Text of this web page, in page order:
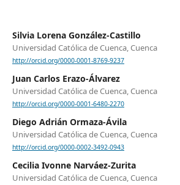
Silvia Lorena González-Castillo
Universidad Católica de Cuenca, Cuenca
http://orcid.org/0000-0001-8769-9237
Juan Carlos Erazo-Álvarez
Universidad Católica de Cuenca, Cuenca
http://orcid.org/0000-0001-6480-2270
Diego Adrián Ormaza-Ávila
Universidad Católica de Cuenca, Cuenca
http://orcid.org/0000-0002-3492-0943
Cecilia Ivonne Narváez-Zurita
Universidad Católica de Cuenca, Cuenca